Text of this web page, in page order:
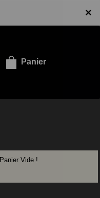
×
Panier
Panier Vide !